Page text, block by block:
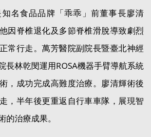
名食品品牌「乖乖」前董事長廖清
因脊椎退化及多節脊椎滑脫導致劇烈
常行走。萬芳醫院副院長暨臺北神經
長林乾閔運用ROSA機器手臂導航系統
，成功完成高難度治療。廖清輝術後
，半年後更重返自行車車隊，展現智
的治療成果。